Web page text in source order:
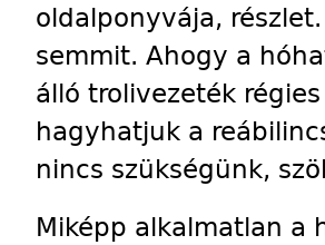
oldalponyvája,
semmit. Ahogy a
álló trolivezeték
hagyhatjuk a
nincs szükségünk,
Miképp alkalmatlan a